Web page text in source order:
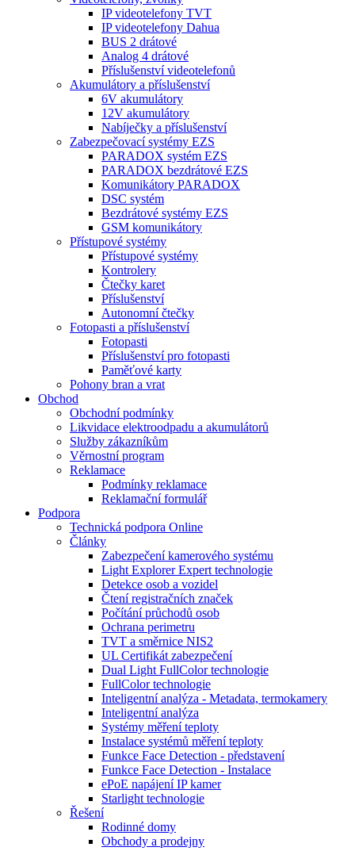
IP videotelefony TVT
IP videotelefony Dahua
BUS 2 drátové
Analog 4 drátové
Příslušenství videotelefonů
Akumulátory a příslušenství
6V akumulátory
12V akumulátory
Nabíječky a příslušenství
Zabezpečovací systémy EZS
PARADOX systém EZS
PARADOX bezdrátové EZS
Komunikátory PARADOX
DSC systém
Bezdrátové systémy EZS
GSM komunikátory
Přístupové systémy
Přístupové systémy
Kontrolery
Čtečky karet
Příslušenství
Autonomní čtečky
Fotopasti a příslušenství
Fotopasti
Příslušenství pro fotopasti
Paměťové karty
Pohony bran a vrat
Obchod
Obchodní podmínky
Likvidace elektroodpadu a akumulátorů
Služby zákazníkům
Věrnostní program
Reklamace
Podmínky reklamace
Reklamační formulář
Podpora
Technická podpora Online
Články
Zabezpečení kamerového systému
Light Explorer Expert technologie
Detekce osob a vozidel
Čtení registračních značek
Počítání průchodů osob
Ochrana perimetru
TVT a směrnice NIS2
UL Certifikát zabezpečení
Dual Light FullColor technologie
FullColor technologie
Inteligentní analýza - Metadata, termokamery
Inteligentní analýza
Systémy měření teploty
Instalace systémů měření teploty
Funkce Face Detection - představení
Funkce Face Detection - Instalace
ePoE napájení IP kamer
Starlight technologie
Řešení
Rodinné domy
Obchody a prodejny